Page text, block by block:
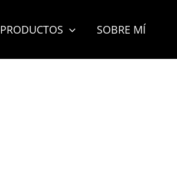
PRODUCTOS SOBRE MÍ